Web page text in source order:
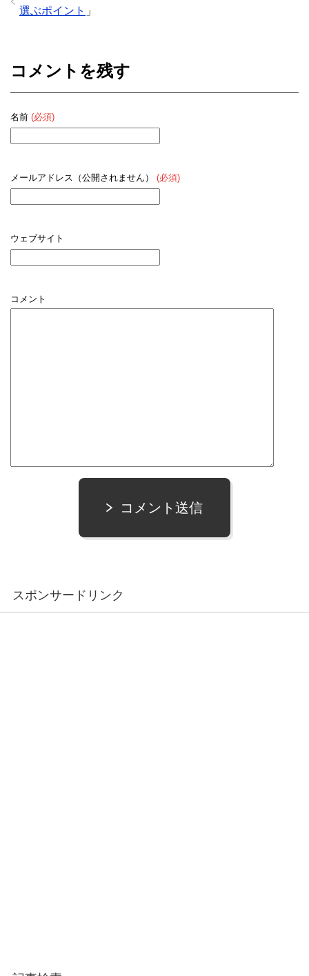
選ぶポイント 」
コメントを残す
名前 (必須)
メールアドレス（公開されません） (必須)
ウェブサイト
コメント
コメント送信
スポンサードリンク